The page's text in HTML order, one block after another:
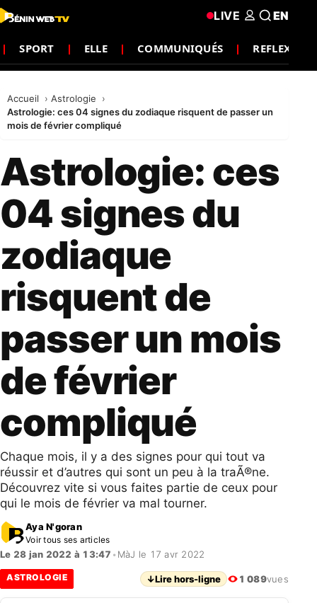
SPORT ELLE COMMUNIQUÉS REFLEXION
LIVE EN
Accueil
Astrologie
Astrologie: ces 04 signes du zodiaque risquent de passer un
mois de février compliqué
Astrologie: ces
04 signes du
zodiaque
risquent de
passer un mois
de février
compliqué
Chaque mois, il y a des signes pour qui tout va
réussir et d’autres qui sont un peu à la traÃ®ne.
Découvrez vite si vous faites partie de ceux pour
qui le mois de février va mal tourner.
Aya N'goran
Voir tous ses articles
Le 28 jan 2022 à 13:47 • MàJ le 17 avr 2022
ASTROLOGIE ↓Lire hors-ligne 1 089vues